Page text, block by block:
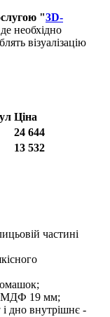
"3D-
необхідно
візуалізацію
Ціна
24 644
13 532
частині
- МДФ 19 мм;
дно внутрішнє -